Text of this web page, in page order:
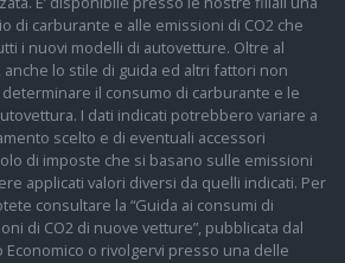
di carburante e alle emissioni di CO2 che
i nuovi modelli di autovetture. Oltre al
lo stile di guida ed altri fattori non
il consumo di carburante e le
I dati indicati potrebbero variare a
scelto e di eventuali accessori
di imposte che si basano sulle emissioni
applicati valori diversi da quelli indicati. Per
consultare la “Guida ai consumi di
di CO2 di nuove vetture”, pubblicata dal
o rivolgervi presso una delle